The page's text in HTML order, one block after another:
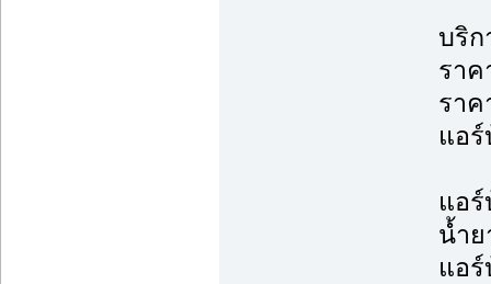
บริ
ราค
รา
แอ
แอ
น้ำย
แอร์